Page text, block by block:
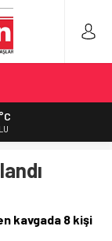
HATALAR
kavgada 8 kişi